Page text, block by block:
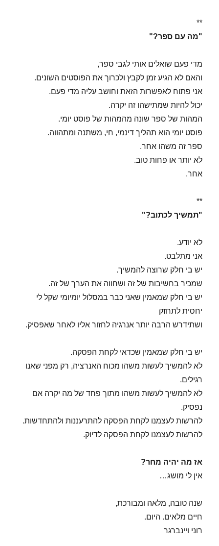
**
"מה עם ספר?"
מדי פעם שואלים אותי לגבי ספר,
והאם לא הגיע זמן לקבץ ולכרוך את הפוסטים השונים.
אני פתוח לאפשרות הזאת וחושב עליה מדי פעם.
יכול להיות שמתישהו זה יקרה.
המהות של ספר שונה מהמהות של פוסט יומי.
פוסט יומי הוא תהליך דינמי, חי, משתנה ומתהווה.
ספר זה משהו אחר.
לא יותר או פחות טוב.
אחר.
**
"תמשיך לכתוב?"
לא יודע.
אני מתלבט.
יש בי חלק שרוצה להמשיך.
שמכיר בחשיבות של זה ושחווה את הערך של זה.
יש בי חלק שמאמין שאני כבר במסלול יומיומי שקל לי
יחסית לתחזק
ושתידרש הרבה יותר אנרגיה לחזור אליו לאחר שאפסיק.
יש בי חלק שמאמין שכדאי לקחת הפסקה.
לא להמשיך לעשות משהו מכוח האנרציה, רק מפני שאנו
רגילים.
לא להמשיך לעשות משהו מתוך פחד של מה יקרה אם
נפסיק.
להרשות לעצמנו לקחת הפסקה להתרעננות ולהתחדשות.
להרשות לעצמנו לקחת הפסקה לדיוק.
אז מה יהיה מחר?
אין לי מושג…
שנה טובה, מלאה ומבורכת,
חיים מלאים. היום.
רוני ויינברגר